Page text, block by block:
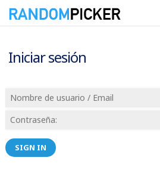
Iniciar sesión
SIGN IN